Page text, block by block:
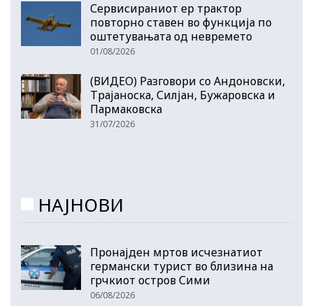
Сервисираниот ер трактор
повторно ставен во функција по
оштетувањата од невремето
01/08/2026
(ВИДЕО) Разговори со Андоновски,
Трајаноска, Силјан, Бужаровска и
Пармаковска
31/07/2026
НАЈНОВИ
Пронајден мртов исчезнатиот
германски турист во близина на
грчкиот остров Сими
06/08/2026